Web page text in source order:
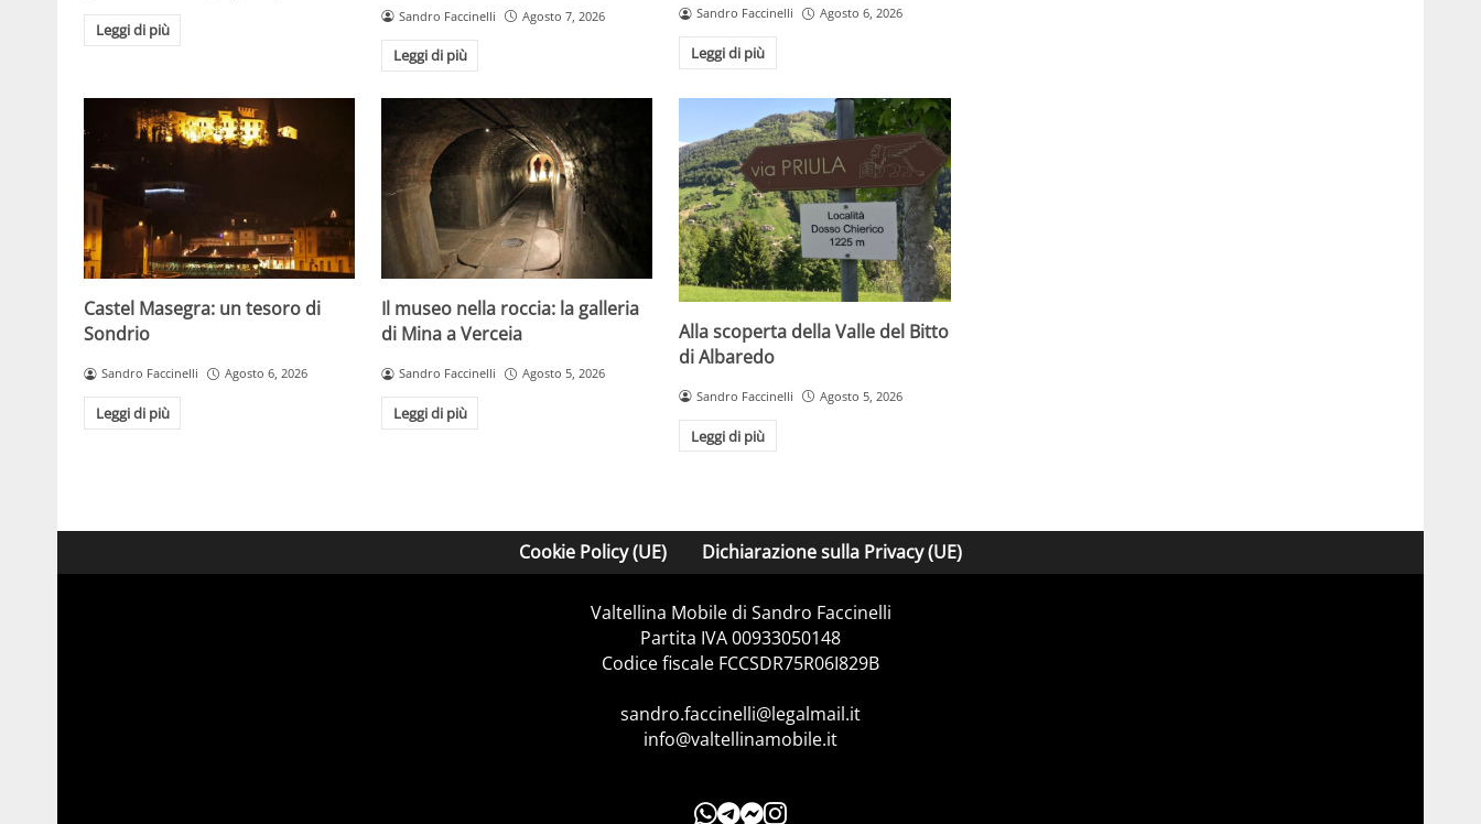
Leggi di più
Sandro Faccinelli Agosto 7, 2026
Leggi di più
Sandro Faccinelli Agosto 6, 2026
Leggi di più
Castel Masegra: un tesoro di
Sondrio
Sandro Faccinelli Agosto 6, 2026
Leggi di più
Il museo nella roccia: la galleria
di Mina a Verceia
Sandro Faccinelli Agosto 5, 2026
Leggi di più
Alla scoperta della Valle del Bitto
di Albaredo
Sandro Faccinelli Agosto 5, 2026
Leggi di più
Cookie Policy (UE) Dichiarazione sulla Privacy (UE)
Valtellina Mobile di Sandro Faccinelli
Partita IVA 00933050148
Codice fiscale FCCSDR75R06I829B
sandro.faccinelli@legalmail.it
info@valtellinamobile.it